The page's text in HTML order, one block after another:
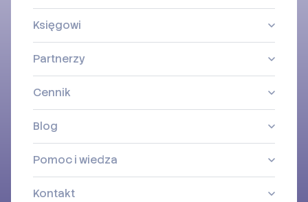
Księgowi
Partnerzy
Cennik
Blog
Pomoc i wiedza
Kontakt